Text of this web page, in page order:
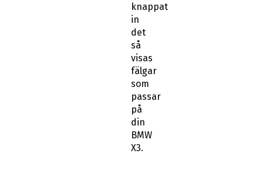
knappat
in
det
så
visas
fälgar
som
passar
på
din
BMW
X3.